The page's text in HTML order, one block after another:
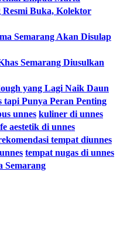
Resmi Buka, Kolektor
Semarang Akan Disulap
Semarang Diusulkan
yang Lagi Naik Daun
tapi Punya Peran Penting
unnes kuliner di unnes
aestetik di unnes
tempat diunnes
tempat nugas di unnes
Semarang